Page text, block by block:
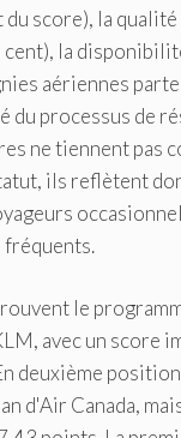
score), la qualité
cent), la
aériennes
du processus de
ne tiennent pas
ils reflètent
fréquents.
le
avec un score
deuxième
d'Air Canada,